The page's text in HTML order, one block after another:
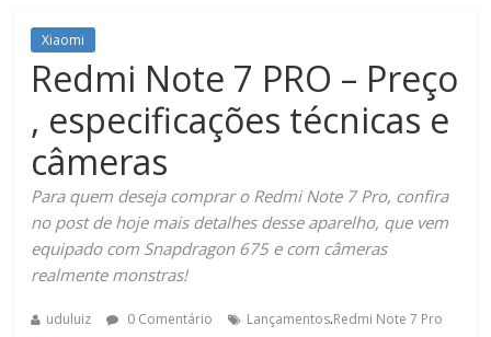
Xiaomi
Redmi Note 7 PRO – Preço
, especificações técnicas e
câmeras
Para quem deseja comprar o Redmi Note 7 Pro, confira
no post de hoje mais detalhes desse aparelho, que vem
equipado com Snapdragon 675 e com câmeras
realmente monstras!
uduluiz 0 Comentário Lançamentos.Redmi Note 7 Pro